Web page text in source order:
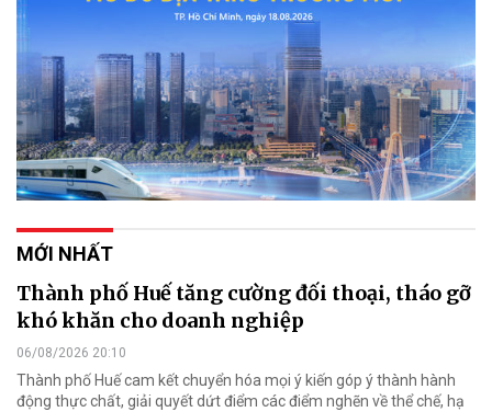
MỚI NHẤT
Thành phố Huế tăng cường đối thoại, tháo gỡ
khó khăn cho doanh nghiệp
06/08/2026 20:10
Thành phố Huế cam kết chuyển hóa mọi ý kiến góp ý thành hành
động thực chất, giải quyết dứt điểm các điểm nghẽn về thể chế, hạ